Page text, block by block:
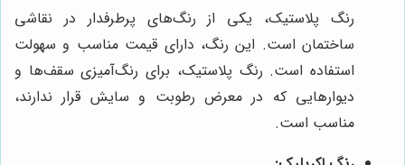
رنگ پلاستیک، یکی از رنگ‌های پرطرفدار در نقاشی
ساختمان است. این رنگ، دارای قیمت مناسب و سهولت
استفاده است. رنگ پلاستیک، برای رنگ‌آمیزی سقف‌ها و
دیوارهایی که در معرض رطوبت و سایش قرار ندارند،
مناسب است.